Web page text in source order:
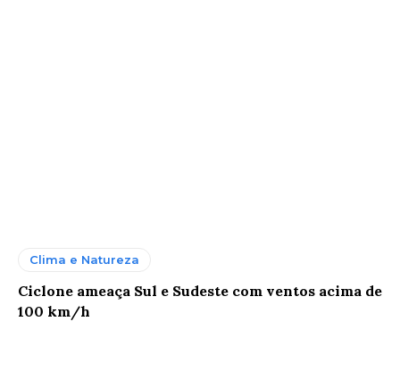
Clima e Natureza
Ciclone ameaça Sul e Sudeste com ventos acima de
100 km/h